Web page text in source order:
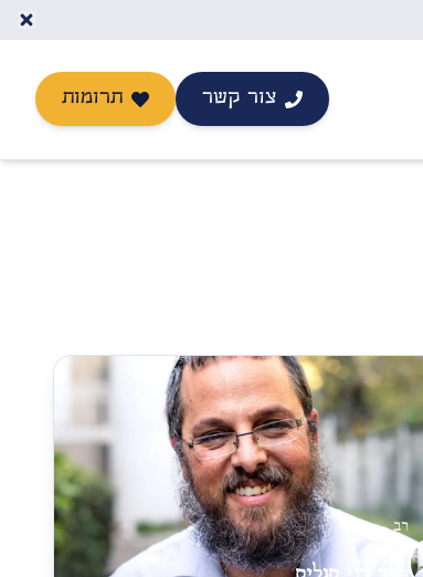
יצירת קשר
צור קשר
תרומה לישיבה
תרומות
רב